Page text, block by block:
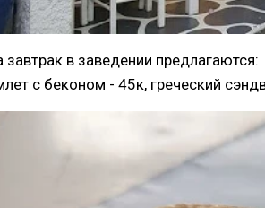
завтрак в заведении
с беконом - 45к, греческий